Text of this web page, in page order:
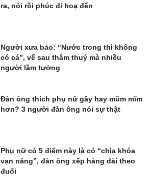
ra, nói rồi phúc đi hoạ đến
Người xưa bảo: “Nước trong thì không
có cá”, vế sau thâm thuý mà nhiều
người lầm tưởng
Đàn ông thích phụ nữ gầy hay mũm mĩm
hơn? 3 người đàn ông nói sự thật
Phụ nữ có 5 điểm này là có “chìa khóa
vạn năng”, đàn ông xếp hàng dài theo
đuổi